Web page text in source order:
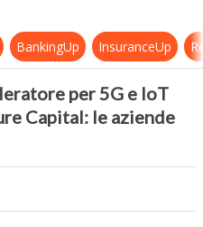
BankingUp InsuranceUp
per 5G e IoT
Capital: le aziende